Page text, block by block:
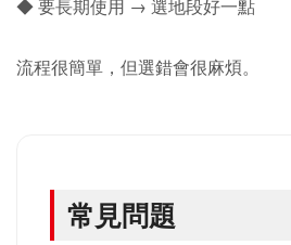
◆ 要長期使用 → 選地段好一點
流程很簡單，但選錯會很麻煩。
常見問題